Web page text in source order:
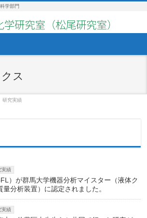
学部門
ス
研究実績
実績
）が群馬大学機器分析マイスター（液体ク
分析装置）に認定されました。
実績